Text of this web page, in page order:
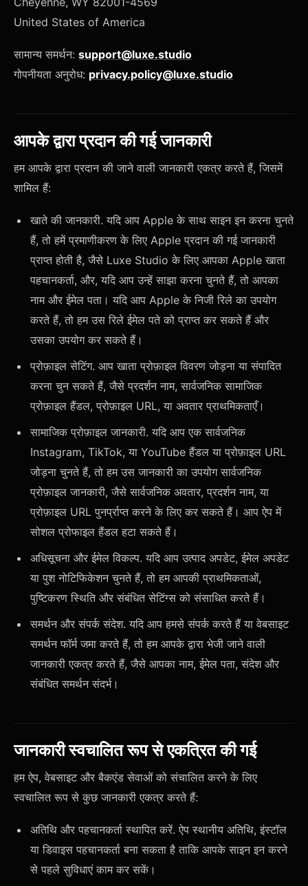
United States of America
सामान्य समर्थन: support@luxe.studio
गोपनीयता अनुरोध: privacy.policy@luxe.studio
आपके द्वारा प्रदान की गई जानकारी
हम आपके द्वारा प्रदान की जाने वाली जानकारी एकत्र करते हैं, जिसमें
शामिल हैं:
खाते की जानकारी. यदि आप Apple के साथ साइन इन करना चुनते
हैं, तो हमें प्रमाणीकरण के लिए Apple प्रदान की गई जानकारी
प्राप्त होती है, जैसे Luxe Studio के लिए आपका Apple खाता
पहचानकर्ता, और, यदि आप उन्हें साझा करना चुनते हैं, तो आपका
नाम और ईमेल पता। यदि आप Apple के निजी रिले का उपयोग
करते हैं, तो हम उस रिले ईमेल पते को प्राप्त कर सकते हैं और
उसका उपयोग कर सकते हैं।
प्रोफ़ाइल सेटिंग. आप खाता प्रोफ़ाइल विवरण जोड़ना या संपादित
करना चुन सकते हैं, जैसे प्रदर्शन नाम, सार्वजनिक सामाजिक
प्रोफ़ाइल हैंडल, प्रोफ़ाइल URL, या अवतार प्राथमिकताएँ।
सामाजिक प्रोफ़ाइल जानकारी. यदि आप एक सार्वजनिक
Instagram, TikTok, या YouTube हैंडल या प्रोफ़ाइल URL
जोड़ना चुनते हैं, तो हम उस जानकारी का उपयोग सार्वजनिक
प्रोफ़ाइल जानकारी, जैसे सार्वजनिक अवतार, प्रदर्शन नाम, या
प्रोफ़ाइल URL पुनर्प्राप्त करने के लिए कर सकते हैं। आप ऐप में
सोशल प्रोफाइल हैंडल हटा सकते हैं।
अधिसूचना और ईमेल विकल्प. यदि आप उत्पाद अपडेट, ईमेल अपडेट
या पुश नोटिफिकेशन चुनते हैं, तो हम आपकी प्राथमिकताओं,
पुष्टिकरण स्थिति और संबंधित सेटिंग्स को संसाधित करते हैं।
समर्थन और संपर्क संदेश. यदि आप हमसे संपर्क करते हैं या वेबसाइट
समर्थन फॉर्म जमा करते हैं, तो हम आपके द्वारा भेजी जाने वाली
जानकारी एकत्र करते हैं, जैसे आपका नाम, ईमेल पता, संदेश और
संबंधित समर्थन संदर्भ।
जानकारी स्वचालित रूप से एकत्रित की गई
हम ऐप, वेबसाइट और बैकएंड सेवाओं को संचालित करने के लिए
स्वचालित रूप से कुछ जानकारी एकत्र करते हैं:
अतिथि और पहचानकर्ता स्थापित करें. ऐप स्थानीय अतिथि, इंस्टॉल
या डिवाइस पहचानकर्ता बना सकता है ताकि आपके साइन इन करने
से पहले सुविधाएं काम कर सकें।